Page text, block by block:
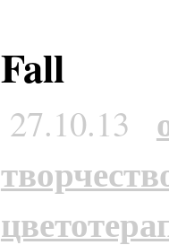
Fall
27.10.13